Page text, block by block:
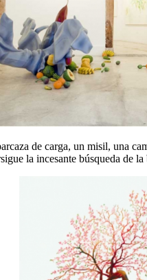
de carga, un misil, una
la incesante búsqueda de